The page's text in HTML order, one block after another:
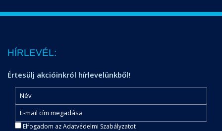
HÍRLEVÉL:
Értesülj akcióinkról hírlevelünkből!
Elfogadom az Adatvédelmi Szabályzatot